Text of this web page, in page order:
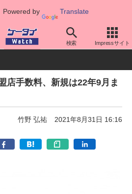
Powered by Translate
検索 Impressサイト
ービス 決済/金融
店手数料、新規は22年9月ま
竹野 弘祐 2021年8月31日 16:16